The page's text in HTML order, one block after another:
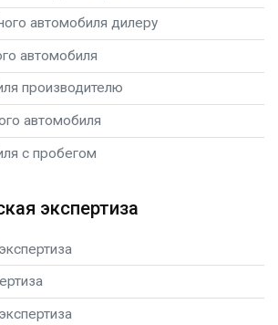
автомобиля дилеру
автомобиля
производителю
автомобиля
с пробегом
экспертиза